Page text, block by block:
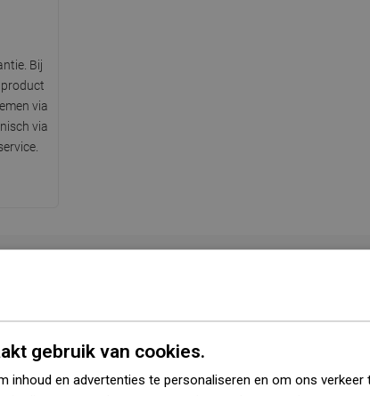
Bij
via
via
Kleur Chroom
Kunststof
gebruik van cookies.
inhoud en advertenties te personaliseren en om ons verkeer